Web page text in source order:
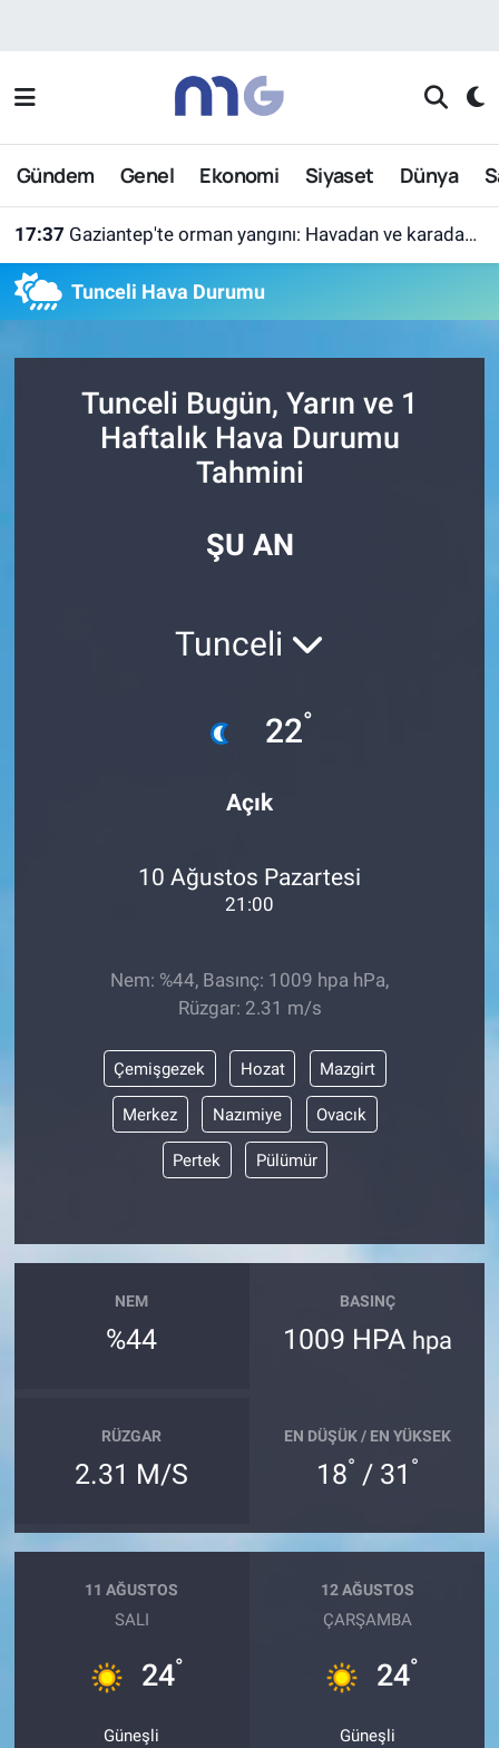
Gündem Genel Ekonomi Siyaset Dünya
17:37 Gaziantep'te orman yangını: Havadan ve karadan müdahaleyle söndürüldü
Tunceli Hava Durumu
Tunceli Bugün, Yarın ve 1
Haftalık Hava Durumu
Tahmini
ŞU AN
Tunceli
22°
Açık
10 Ağustos Pazartesi
21:00
Nem: %44, Basınç: 1009 hpa hPa,
Rüzgar: 2.31 m/s
Çemişgezek Hozat Mazgirt
Merkez Nazımiye Ovacık
Pertek Pülümür
NEM
%44
BASINÇ
1009 HPA hpa
RÜZGAR
2.31 M/S
EN DÜŞÜK / EN YÜKSEK
18° / 31 °
11 AĞUSTOS
SALI
24°
Güneşli
12 AĞUSTOS
ÇARŞAMBA
24°
Güneşli
Nöbetçi Eczaneler
Hava Durumu
Son Dakika Haberleri